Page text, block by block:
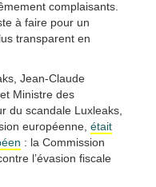
complaisants.
à faire pour un
transparent en
Jean-Claude
Ministre des
du scandale Luxleaks,
européenne, était
: la Commission
l’évasion fiscale